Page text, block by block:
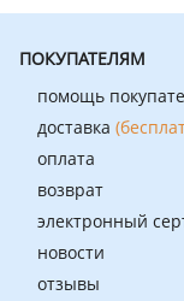
ПОКУПАТЕЛЯМ
помощь
доставка
оплата
возврат
электронный
новости
отзывы